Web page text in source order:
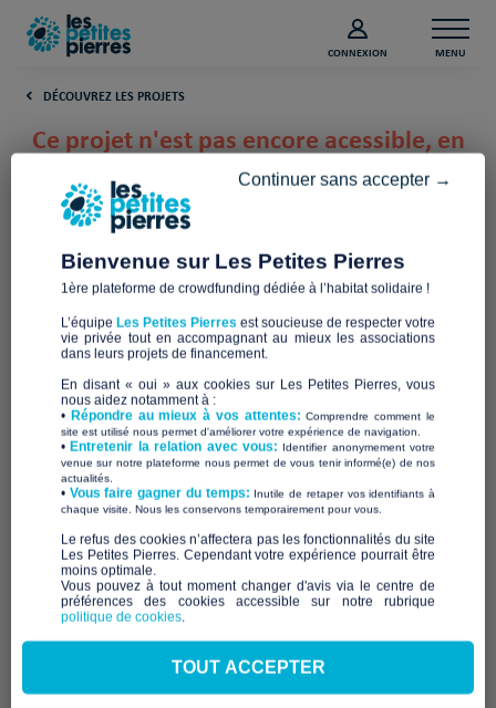
CONNEXION MENU
DÉCOUVREZ LES PROJETS
Ce projet n'est pas encore acessible, en
attendant découvrez les derniers
projets lancés :
Deux locations pour
héberger des demandeurs
d'asile
COLLECTIF AGIR
10 630€ sur 15 000€
66 joursrestants ! +
Solution de relogement
pour un public SDF
Centre de Développement pour
l'Habitat et l'Aménagement des
Territoires
2 420€ sur 15 000€
36 joursrestants !
Bienvenue sur Les Petites Pierres
1ère plateforme de crowdfunding dédiée à l’habitat solidaire !
L’équipe Les Petites Pierres est soucieuse de respecter votre
vie privée tout en accompagnant au mieux les associations
dans leurs projets de financement.
En disant « oui » aux cookies sur Les Petites Pierres, vous
nous aidez notamment à :
• Répondre au mieux à vos attentes:Comprendre comment le
site est utilisé nous permet d'améliorer votre expérience de navigation.
•Entretenir la relation avec vous: Identifier anonymement votre
venue sur notre plateforme nous permet de vous tenir informé(e) de nos
actualités.
​• Vous faire gagner du temps: Inutile de retaper vos identifiants à
chaque visite. Nous les conservons temporairement pour vous.
​Le refus des cookies n’affectera pas les fonctionnalités du site
Les Petites Pierres. Cependant votre expérience pourrait être
moins optimale.​
Vous pouvez à tout moment changer d'avis via le centre de
préférences des cookies accessible sur notre rubrique
politique de cookies.
Continuer sans accepter →
TOUT ACCEPTER